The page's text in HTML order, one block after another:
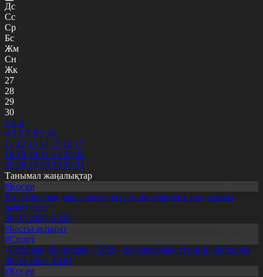
Дс
Сс
Ср
Бс
Жм
Сн
Жк
27
28
29
30
1 2 3
4 5 6 7 8 9 10
11 12 13 14 15 16 17
18 19 20 21 22 23 24
25 26 27 28 29 30 31
Танымал жаңалықтар
#Қоғам
Енді салалық дәрігерге қаралу үшін терапевт жолдамасы
қажет емес
30.07.2026, 20:05
#Басты ақпарат
#Спорт
«Болашақ ойындары – 2026» халықаралық турнирі басталды
30.07.2026, 10:01
#Қоғам